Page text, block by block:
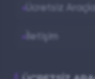
Ücretsiz
İletişim